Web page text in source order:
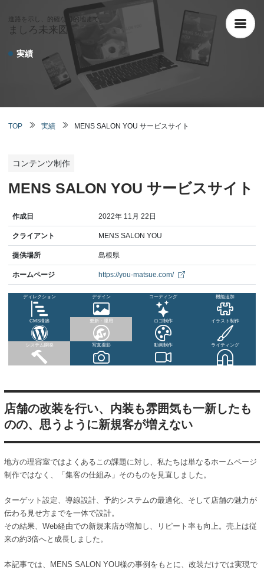
進路を示し、的確な目的地まで。
ましろ未来図
実績
TOP 実績 MENS SALON YOU サービスサイト
コンテンツ制作
MENS SALON YOU サービスサイト
作成日 2022年 11月 22日
クライアント MENS SALON YOU
提供場所 島根県
ホームページ https://you-matsue.com/
ディレクション デザイン コーディング 機能追加
CMS構築 更新・運用 ロゴ制作 イラスト制作
システム開発 写真撮影 動画制作 ライティング
店舗の改装を行い、内装も雰囲気も一新したも
のの、思うように新規客が増えない
地方の理容室ではよくあるこの課題に対し、私たちは単なるホームページ
制作ではなく、「集客の仕組み」そのものを見直しました。
ターゲット設定、導線設計、予約システムの最適化、そして店舗の魅力が
伝わる見せ方までを一体で設計。
その結果、Web経由での新規来店が増加し、リピート率も向上。売上は従
来の約3倍へと成長しました。
本記事では、MENS SALON YOU様の事例をもとに、改装だけでは実現で